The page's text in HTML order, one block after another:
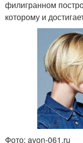
филигранном
которому и
Фото: avon-061.ru